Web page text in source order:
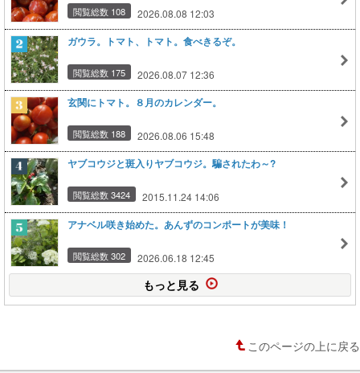
閲覧総数 108 2026.08.08 12:03
ガウラ。トマト、トマト。食べきるぞ。
閲覧総数 175 2026.08.07 12:36
玄関にトマト。８月のカレンダー。
閲覧総数 188 2026.08.06 15:48
ヤブコウジと斑入りヤブコウジ。騙されたわ～?
閲覧総数 3424 2015.11.24 14:06
アナベル咲き始めた。あんずのコンポートが美味！
閲覧総数 302 2026.06.18 12:45
もっと見る
このページの上に戻る